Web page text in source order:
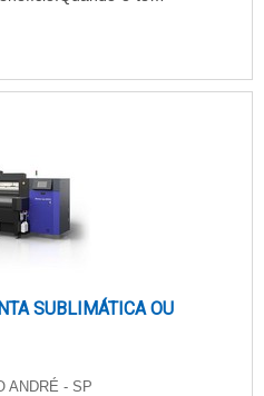
e etiquetas, com os
da EPcenter atingirá
com pagamento
de ...
SUBLIMÁTICA OU
ANDRÉ - SP